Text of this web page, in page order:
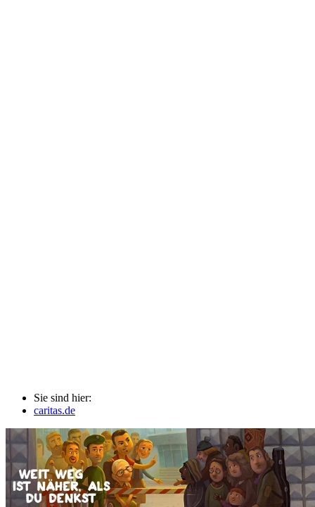
Sie sind hier:
caritas.de